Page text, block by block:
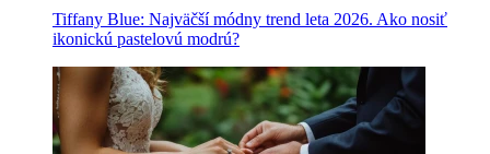
Tiffany Blue: Najväčší módny trend leta 2026. Ako nosiť
ikonickú pastelovú modrú?